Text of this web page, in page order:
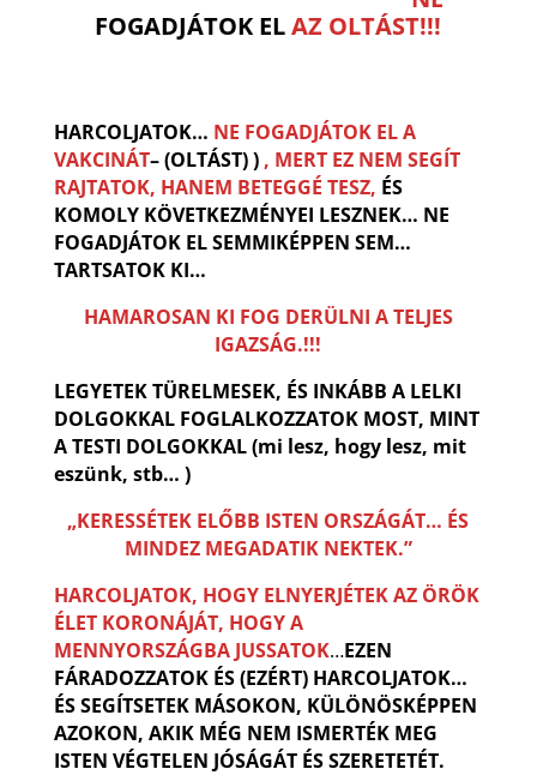
FOGADJÁTOK ELAZ OLTÁST!!!
HARCOLJATOK… NE FOGADJÁTOK EL A
VAKCINÁT–(OLTÁST)), MERT EZ NEM SEGÍT
RAJTATOK, HANEM BETEGGÉ TESZ, ÉS
KOMOLY KÖVETKEZMÉNYEI LESZNEK… NE
FOGADJÁTOK EL SEMMIKÉPPEN SEM…
TARTSATOK KI…
HAMAROSAN KI FOG DERÜLNI A TELJES
IGAZSÁG.!!!
LEGYETEK TÜRELMESEK, ÉS INKÁBB A LELKI
DOLGOKKAL FOGLALKOZZATOK MOST, MINT
A TESTI DOLGOKKAL (mi lesz, hogy lesz, mit
eszünk, stb… )
„KERESSÉTEK ELŐBB ISTEN ORSZÁGÁT… ÉS
MINDEZ MEGADATIK NEKTEK.”
HARCOLJATOK, HOGY ELNYERJÉTEK AZ ÖRÖK
ÉLET KORONÁJÁT, HOGY A
MENNYORSZÁGBA JUSSATOK…EZEN
FÁRADOZZATOK ÉS (EZÉRT) HARCOLJATOK…
ÉS SEGÍTSETEK MÁSOKON, KÜLÖNÖSKÉPPEN
AZOKON, AKIK MÉG NEM ISMERTÉK MEG
ISTEN VÉGTELEN JÓSÁGÁT ÉS SZERETETÉT.